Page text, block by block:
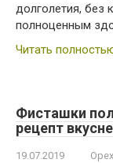
долголетия, без
полноценным
Читать
Фисташки
рецепт
19.07.2019